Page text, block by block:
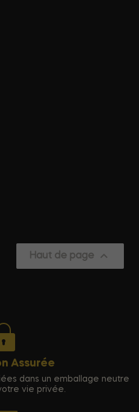
Haut de page 
Assurée
dans un emballage neutre
vie privée.